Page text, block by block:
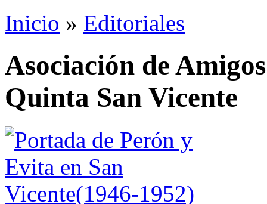
Se encuentra usted aquí
Inicio » Editoriales
Asociación de
Quinta San Vicente